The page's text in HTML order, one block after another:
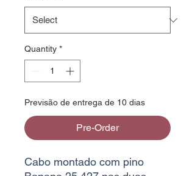
Quantity *
Previsão de entrega de 10 dias
Pre-Order
Cabo montado com pino